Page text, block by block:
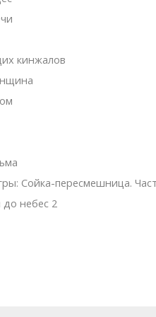
кинжалов
Сойка-пересмешница.
до небес 2